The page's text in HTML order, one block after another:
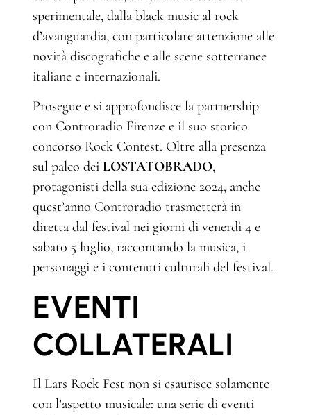
sperimentale, dalla black music al rock
d’avanguardia, con particolare attenzione alle
novità discografiche e alle scene sotterranee
italiane e internazionali.
Prosegue e si approfondisce la partnership
con Controradio Firenze e il suo storico
concorso Rock Contest. Oltre alla presenza
sul palco dei LOSTATOBRADO,
protagonisti della sua edizione 2024, anche
quest’anno Controradio trasmetterà in
diretta dal festival nei giorni di venerdì 4 e
sabato 5 luglio, raccontando la musica, i
personaggi e i contenuti culturali del festival.
EVENTI
COLLATERALI
Il Lars Rock Fest non si esaurisce solamente
con l’aspetto musicale: una serie di eventi